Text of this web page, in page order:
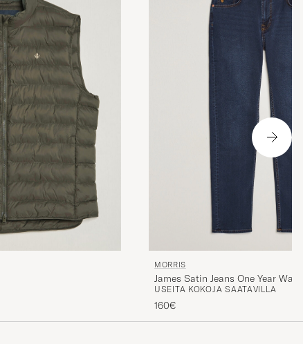
MORRIS
James Satin Jeans One Year Wash
USEITA KOKOJA SAATAVILLA
160€